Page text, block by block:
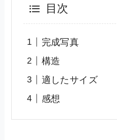
目次
完成写真
構造
適したサイズ
感想